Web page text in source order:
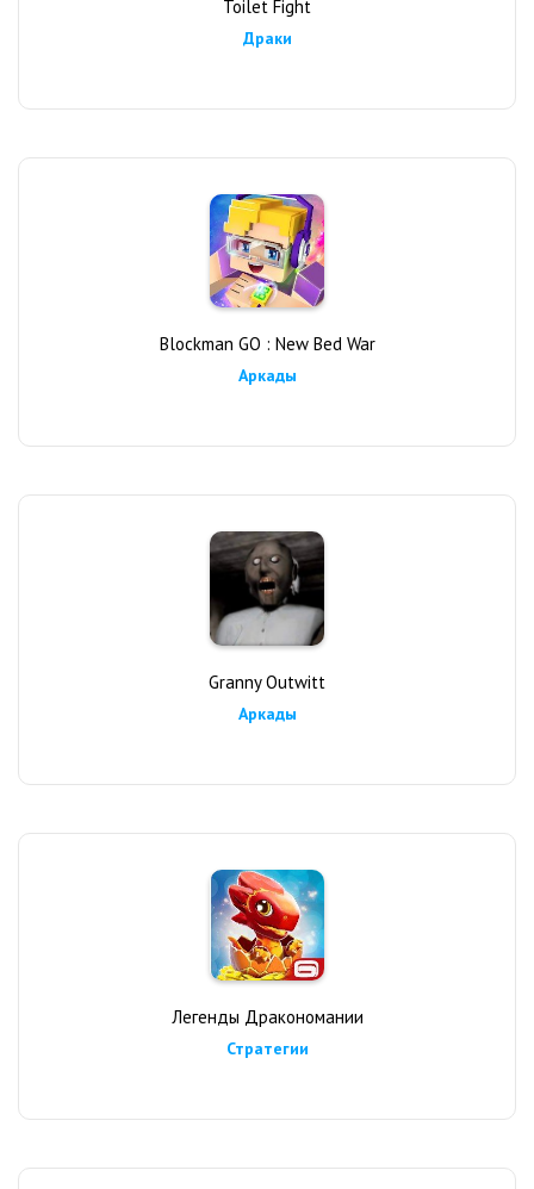
Toilet Fight
Драки
Blockman GO : New Bed War
Аркады
Granny Outwitt
Аркады
Легенды Дракономании
Стратегии